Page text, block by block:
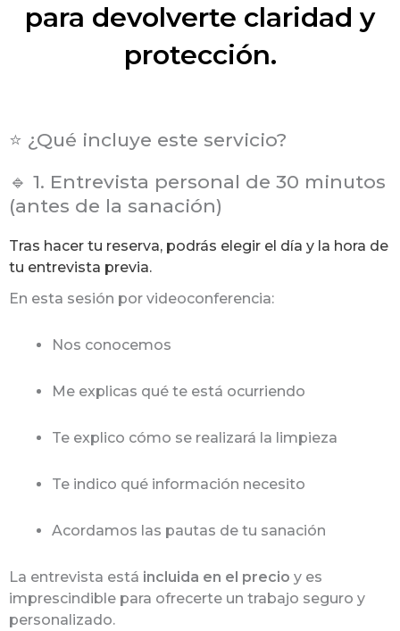
para devolverte claridad y
protección.
⭐ ¿Qué incluye este servicio?
🔹 1. Entrevista personal de 30 minutos
(antes de la sanación)
Tras hacer tu reserva, podrás elegir el día y la hora de
tu entrevista previa.
En esta sesión por videoconferencia:
Nos conocemos
Me explicas qué te está ocurriendo
Te explico cómo se realizará la limpieza
Te indico qué información necesito
Acordamos las pautas de tu sanación
La entrevista está incluida en el precio y es
imprescindible para ofrecerte un trabajo seguro y
personalizado.